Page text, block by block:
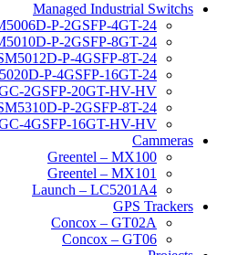
Managed Industrial Switchs
P-2GSFP-4GT-24
P-2GSFP-8GT-24
P-4GSFP-8T-24
P-4GSFP-16GT-24
2GSFP-20GT-HV-HV
P-2GSFP-8T-24
4GSFP-16GT-HV-HV
Cammeras
Greentel – MX100
Greentel – MX101
Launch – LC5201A4
GPS Trackers
Concox – GT02A
Concox – GT06